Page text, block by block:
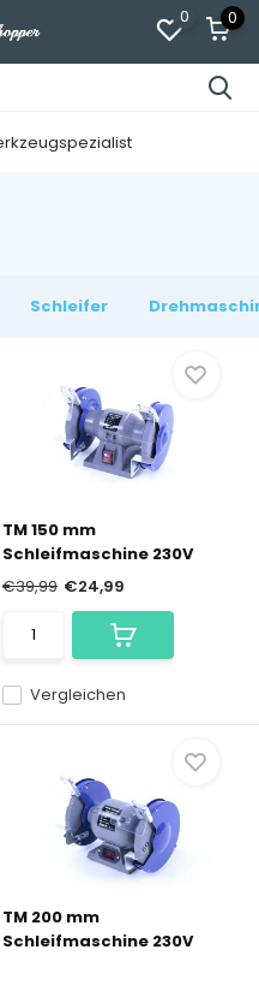
0 0
Schleifer
TM 150 mm
Schleifmaschine 230V
Vergleichen
€39,99 €24,99
TM 200 mm
Schleifmaschine 230V